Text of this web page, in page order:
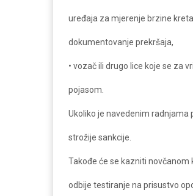
uređaja za mjerenje brzine
dokumentovanje prekršaja,
• vozač ili drugo lice koje se za
pojasom.
Ukoliko je navedenim
strožije sankcije.
Takođe će se kazniti novčanom
odbije testiranje na prisustvo